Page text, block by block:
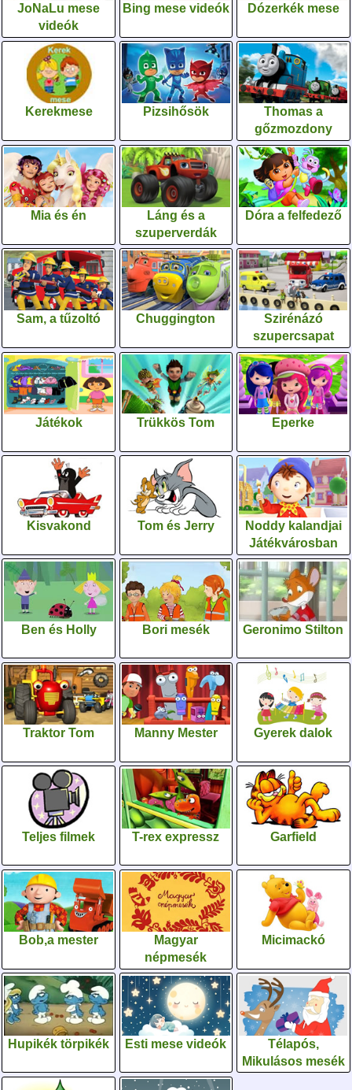
JoNaLu mese
videók
Bing mese videók Dózerkék mese
Kerekmese Pizsihősök
Thomas a
gőzmozdony
Mia és én
Láng és a
szuperverdák
Dóra a felfedező
Sam, a tűzoltó Chuggington
Szirénázó
szupercsapat
Játékok Trükkös Tom Eperke
Kisvakond Tom és Jerry
Noddy kalandjai
Játékvárosban
Ben és Holly Bori mesék Geronimo Stilton
Traktor Tom Manny Mester Gyerek dalok
Teljes filmek T-rex expressz Garfield
Bob,a mester
Magyar
népmesék
Micimackó
Hupikék törpikék Esti mese videók
Télapós,
Mikulásos mesék